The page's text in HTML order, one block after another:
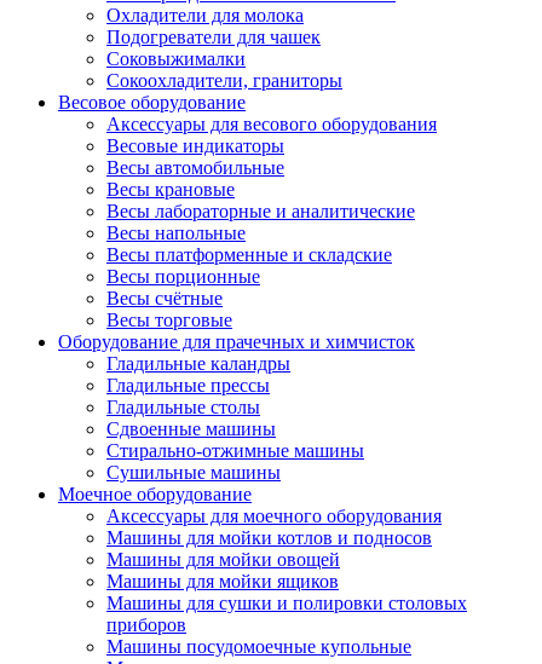
Охладители для молока
Подогреватели для чашек
Соковыжималки
Сокоохладители, граниторы
Весовое оборудование
Аксессуары для весового оборудования
Весовые индикаторы
Весы автомобильные
Весы крановые
Весы лабораторные и аналитические
Весы напольные
Весы платформенные и складские
Весы порционные
Весы счётные
Весы торговые
Оборудование для прачечных и химчисток
Гладильные каландры
Гладильные прессы
Гладильные столы
Сдвоенные машины
Стирально-отжимные машины
Сушильные машины
Моечное оборудование
Аксессуары для моечного оборудования
Машины для мойки котлов и подносов
Машины для мойки овощей
Машины для мойки ящиков
Машины для сушки и полировки столовых
приборов
Машины посудомоечные купольные